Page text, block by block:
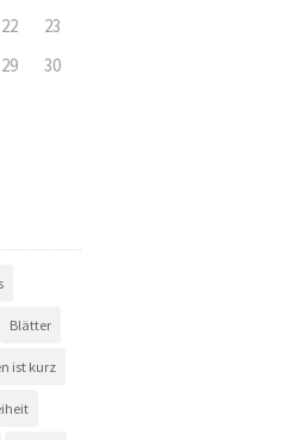
22
23
29
30
Blätter
ist kurz